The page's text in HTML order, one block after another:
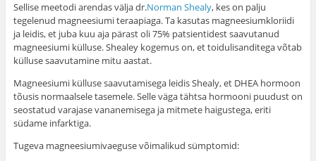
Sellise meetodi arendas välja dr.Norman Shealy, kes on palju
tegelenud magneesiumi teraapiaga. Ta kasutas magneesiumkloriidi
ja leidis, et juba kuu aja pärast oli 75% patsientidest saavutanud
magneesiumi külluse. Shealey kogemus on, et toidulisanditega võtab
külluse saavutamine mitu aastat.
Magneesiumi külluse saavutamisega leidis Shealy, et DHEA hormoon
tõusis normaalsele tasemele. Selle väga tähtsa hormooni puudust on
seostatud varajase vananemisega ja mitmete haigustega, eriti
südame infarktiga.
Tugeva magneesiumivaeguse võimalikud sümptomid: